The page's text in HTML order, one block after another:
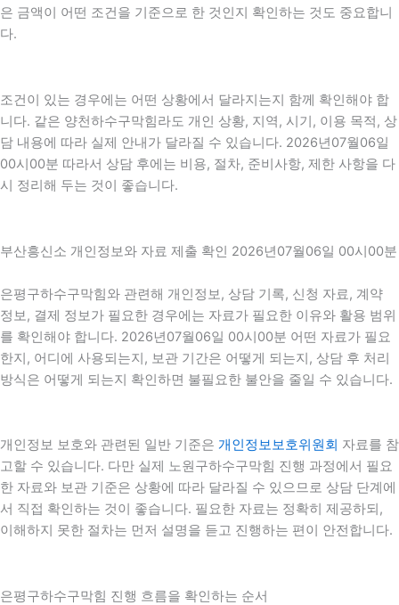
은 금액이 어떤 조건을 기준으로 한 것인지 확인하는 것도 중요합니
다.
조건이 있는 경우에는 어떤 상황에서 달라지는지 함께 확인해야 합
니다. 같은 양천하수구막힘라도 개인 상황, 지역, 시기, 이용 목적, 상
담 내용에 따라 실제 안내가 달라질 수 있습니다. 2026년07월06일
00시00분 따라서 상담 후에는 비용, 절차, 준비사항, 제한 사항을 다
시 정리해 두는 것이 좋습니다.
부산흥신소 개인정보와 자료 제출 확인 2026년07월06일 00시00분
은평구하수구막힘와 관련해 개인정보, 상담 기록, 신청 자료, 계약
정보, 결제 정보가 필요한 경우에는 자료가 필요한 이유와 활용 범위
를 확인해야 합니다. 2026년07월06일 00시00분 어떤 자료가 필요
한지, 어디에 사용되는지, 보관 기간은 어떻게 되는지, 상담 후 처리
방식은 어떻게 되는지 확인하면 불필요한 불안을 줄일 수 있습니다.
개인정보 보호와 관련된 일반 기준은 개인정보보호위원회 자료를 참
고할 수 있습니다. 다만 실제 노원구하수구막힘 진행 과정에서 필요
한 자료와 보관 기준은 상황에 따라 달라질 수 있으므로 상담 단계에
서 직접 확인하는 것이 좋습니다. 필요한 자료는 정확히 제공하되,
이해하지 못한 절차는 먼저 설명을 듣고 진행하는 편이 안전합니다.
은평구하수구막힘 진행 흐름을 확인하는 순서